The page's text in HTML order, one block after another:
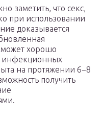
заметить, что секс,
при использовании
доказывается
может хорошо
инфекционных
на протяжении 6−8
получить